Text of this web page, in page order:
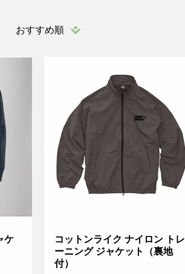
おすすめ順
ケ
コットンライク ナイロン トレ
ーニング ジャケット（裏地
付）